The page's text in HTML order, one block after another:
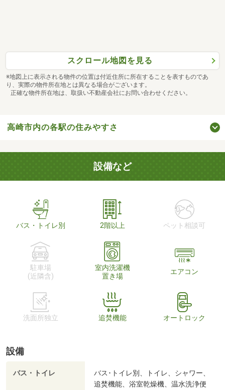
スクロール地図を見る
※地図上に表示される物件の位置は付近住所に所在することを表すものであ
り、実際の物件所在地とは異なる場合がございます。
正確な物件所在地は、取扱い不動産会社にお問い合わせください。
高崎市内の各駅の住みやすさ
設備など
バス・トイレ別 2階以上 ペット相談可
駐車場
(近隣含)
室内洗濯機
置き場
エアコン
洗面所独立 追焚機能 オートロック
設備
バス・トイレ
バス･トイレ別、トイレ、シャワー、
追焚機能、浴室乾燥機、温水洗浄便